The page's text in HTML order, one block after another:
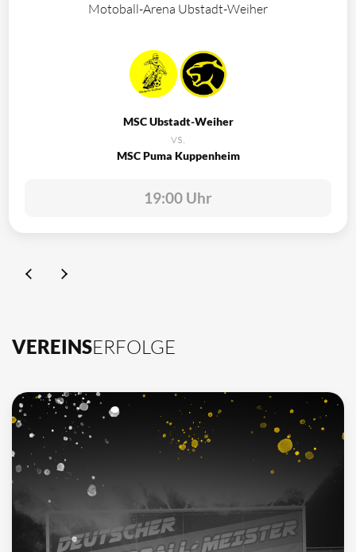
Motoball-Arena Ubstadt-Weiher
MSC Ubstadt-Weiher
vs.
MSC Puma Kuppenheim
19:00 Uhr
VEREINSERFOLGE
10
Deutscher Meister
1962, 2002, 2003, 2009, 2012, 2013, 2014, 2015, 2016, 2021